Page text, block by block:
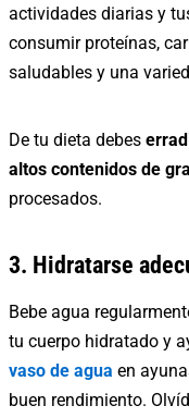
actividades diarias y
consumir proteínas,
saludables y una
De tu dieta debes
altos contenidos de
procesados.
3. Hidratarse
Bebe agua
tu cuerpo hidratado y
vaso de agua en
buen rendimiento.